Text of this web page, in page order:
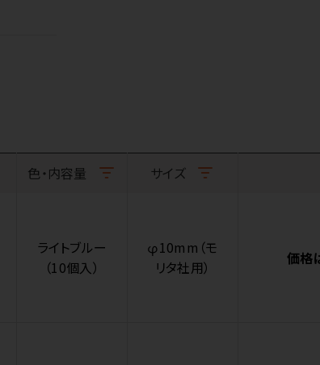
色・内容量 サイズ
ライトブルー
（10個入）
φ10mm（モ
リタ社用）
価格